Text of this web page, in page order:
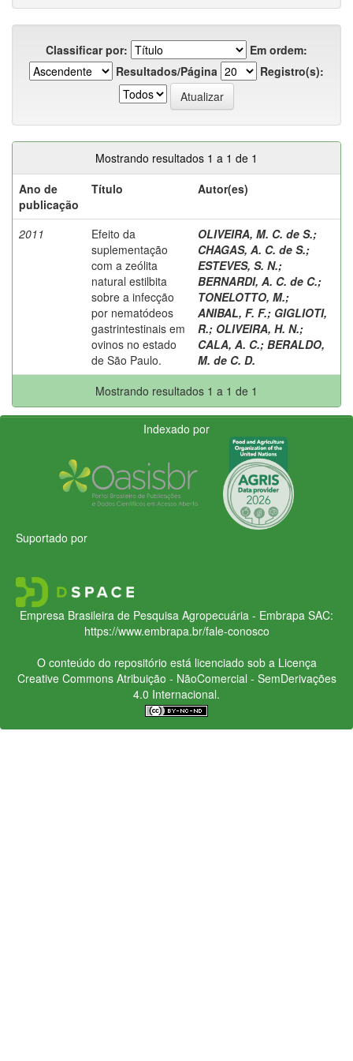
Classificar por:
Em ordem:
Resultados/Página
Registro(s):
Mostrando resultados 1 a 1 de 1
Ano de
publicação
Título Autor(es)
2011
Efeito da
suplementação
com a zeólita
natural estilbita
sobre a infecção
por nematódeos
gastrintestinais em
ovinos no estado
de São Paulo.
OLIVEIRA, M. C. de S.;
CHAGAS, A. C. de S.;
ESTEVES, S. N.;
BERNARDI, A. C. de C.;
TONELOTTO, M.;
ANIBAL, F. F.; GIGLIOTI,
R.; OLIVEIRA, H. N.;
CALA, A. C.; BERALDO,
M. de C. D.
Mostrando resultados 1 a 1 de 1
Indexado por
Suportado por
Empresa Brasileira de Pesquisa Agropecuária - Embrapa SAC:
https://www.embrapa.br/fale-conosco
O conteúdo do repositório está licenciado sob a Licença
Creative CommonsAtribuição - NãoComercial - SemDerivações
4.0 Internacional.